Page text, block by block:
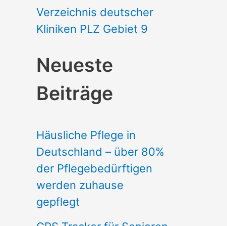
Verzeichnis deutscher
Kliniken PLZ Gebiet 9
Neueste
Beiträge
Häusliche Pflege in
Deutschland – über 80%
der Pflegebedürftigen
werden zuhause
gepflegt